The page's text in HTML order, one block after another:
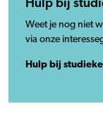
Hulp bij
Weet je nog niet
via onze
Hulp bij